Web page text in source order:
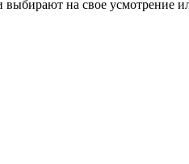
на свое усмотрение